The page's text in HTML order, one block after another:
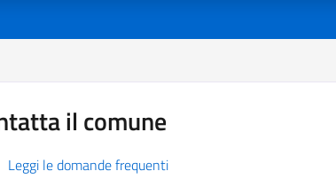
il comune
Leggi le domande frequenti